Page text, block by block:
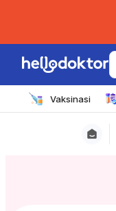
Vaksinasi